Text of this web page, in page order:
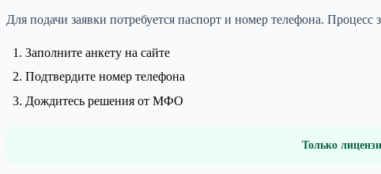
Для подачи заявки потребуется паспорт и номер телефона. Процесс
Заполните анкету на сайте
Подтвердите номер телефона
Дождитесь решения от МФО
Только